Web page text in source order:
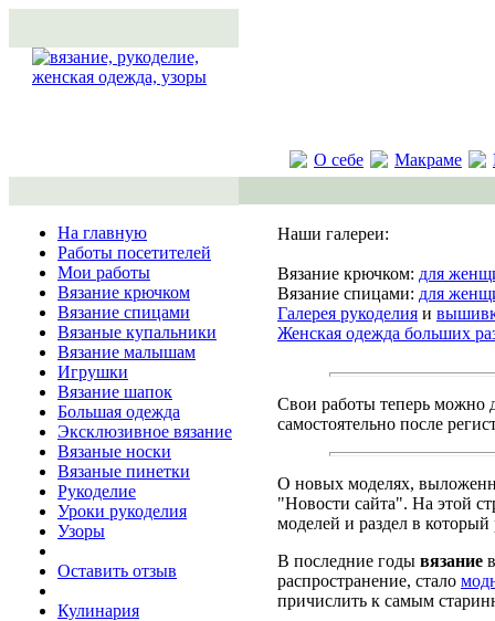
О себе Макраме
На главную
Работы посетителей
Мои работы
Вязание крючком
Вязание спицами
Вязаные купальники
Вязание малышам
Игрушки
Вязание шапок
Большая одежда
Эксклюзивное вязание
Вязаные носки
Вязаные пинетки
Рукоделие
Уроки рукоделия
Узоры
Оставить отзыв
Кулинария
Наши галереи:
Вязание крючком: для
Вязание спицами: для
Галерея рукоделия и
Женская одежда больших
Свои работы теперь можно
самостоятельно после
О новых моделях,
"Новости сайта". На этой
моделей и раздел в
В последние годы вязание
распространение, стало
причислить к самым